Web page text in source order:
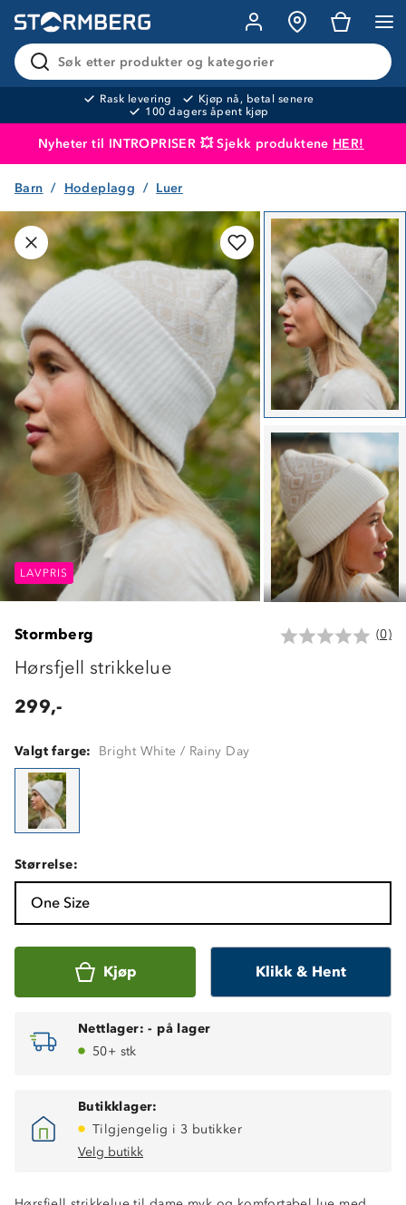
Søk etter produkter og kategorier
Rask levering
Kjøp nå, betal senere
100 dagers åpent kjøp
Nyheter til INTROPRISER 💥 Sjekk produktene HER!
Produktet er lagt i handlekurven
Barn Hodeplagg Luer
LAVPRIS LAVPRIS
LAVPRIS
Stormberg (0)
Hørsfjell strikkelue
299,-
Valgt farge: Bright White / Rainy Day
Størrelse:
One Size
Kjøp Klikk & Hent
Nettlager: - på lager
50+ stk
Butikklager:
Tilgjengelig i 3 butikker
Velg butikk